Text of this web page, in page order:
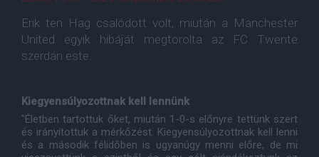
Erik ten Hag csalódott volt, miután a Manchester
United egyik hibáját megtorolta az FC Twente
szerdán este.
Kiegyensúlyozottnak kell lennünk
"Életben tartottuk őket, miután 1-0-s előnyre tettünk szert
és irányítottuk a mérkőzést. Kiegyensúlyozottnak kell lenni
és a második félidőben is ugyanúgy menni előre, de mi